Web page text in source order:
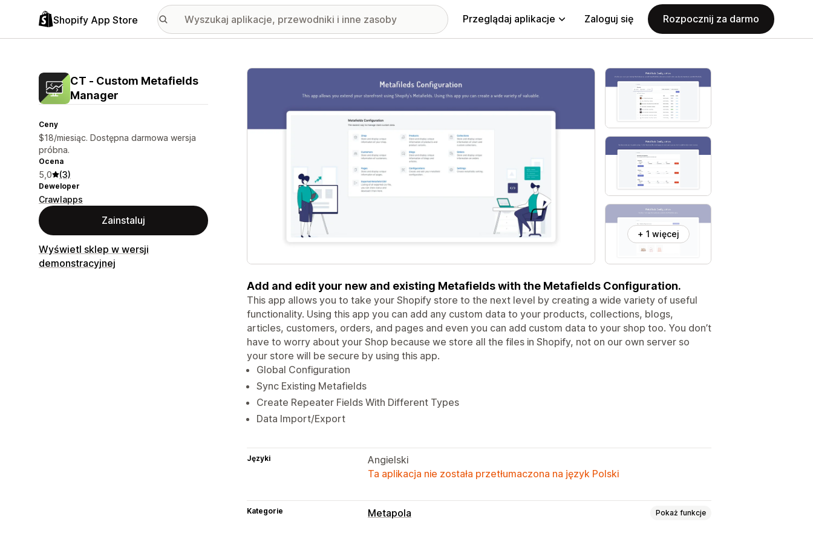
Shopify App Store Przeglądaj aplikacje Zaloguj się Rozpocznij za darmo
CT ‑ Custom Metafields
Manager
Ceny
$18/miesiąc. Dostępna darmowa wersja
próbna.
Ocena
5,0 (3)
Deweloper
Crawlapps
Zainstaluj
Wyświetl sklep w wersji
demonstracyjnej
Wyróżnione obrazy w galerii
+ 1 więcej
Add and edit your new and existing Metafields with the Metafields Configuration.
This app allows you to take your Shopify store to the next level by creating a wide variety of useful
functionality. Using this app you can add any custom data to your products, collections, blogs,
articles, customers, orders, and pages and even you can add custom data to your shop too. You don’t
have to worry about your Shop because we store all the files in Shopify, not on our own server so
your store will be secure by using this app.
Global Configuration
Sync Existing Metafields
Create Repeater Fields With Different Types
Data Import/Export
Języki
Angielski
Ta aplikacja nie została przetłumaczona na język Polski
Kategorie Metapola Pokaż funkcje